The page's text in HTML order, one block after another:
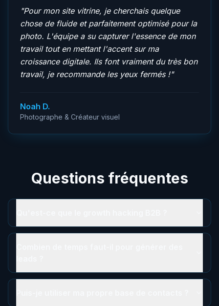
"Pour mon site vitrine, je cherchais quelque
chose de fluide et parfaitement optimisé pour la
photo. L'équipe a su capturer l'essence de mon
travail tout en mettant l'accent sur ma
croissance digitale. Ils font vraiment du très bon
travail, je recommande les yeux fermés !"
Noah D.
Photographe & Créateur visuel
Questions fréquentes